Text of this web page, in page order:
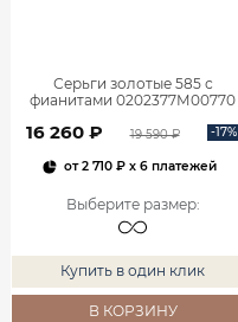
Серьги золотые 585 с
фианитами 0202377М00770
16 260 ₽ 19 590 ₽ -17%
от2 710 ₽x 6 платежей
Выберите размер:
Купить в один клик
В КОРЗИНУ